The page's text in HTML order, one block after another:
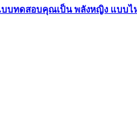
แบบทดสอบคุณเป็น พลังหญิง แบบไ